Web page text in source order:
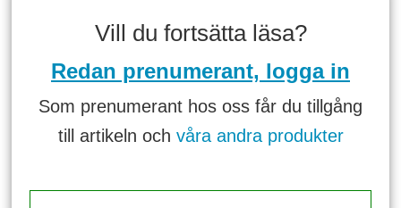
Vill du fortsätta läsa?
Redan prenumerant, logga in
Som prenumerant hos oss får du tillgång
till artikeln och våra andra produkter